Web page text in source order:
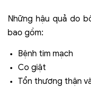
Những hậu quả do
bao gồm:
Bệnh tim mạch
Co giật
Tổn thương thận